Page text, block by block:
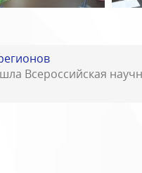
Всероссийская